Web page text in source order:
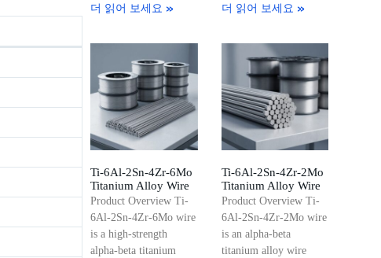
더 읽어 보세요 » 더 읽어 보세요 »
Ti-6Al-2Sn-4Zr-6Mo
Titanium Alloy Wire
Product Overview Ti-
6Al-2Sn-4Zr-6Mo wire
is a high-strength
alpha-beta titanium
Ti-6Al-2Sn-4Zr-2Mo
Titanium Alloy Wire
Product Overview Ti-
6Al-2Sn-4Zr-2Mo wire
is an alpha-beta
titanium alloy wire